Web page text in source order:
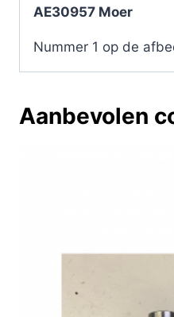
AE30957 Moer
Nummer 1 op de
Aanbevolen